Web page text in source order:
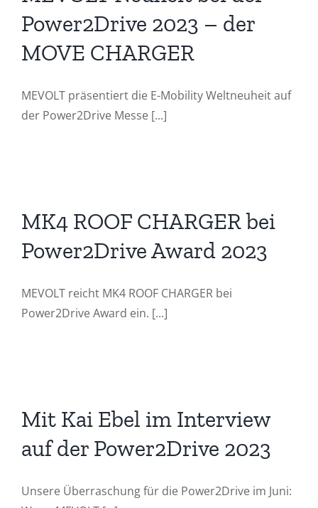
Power2Drive 2023 – der
MOVE CHARGER
MEVOLT präsentiert die E-Mobility Weltneuheit auf
der Power2Drive Messe [...]
MK4 ROOF CHARGER bei
Power2Drive Award 2023
MEVOLT reicht MK4 ROOF CHARGER bei
Power2Drive Award ein. [...]
Mit Kai Ebel im Interview
auf der Power2Drive 2023
Unsere Überraschung für die Power2Drive im Juni: